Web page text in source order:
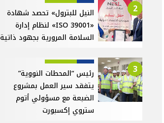
2
النيل للبترول» تحصد شهادة
«ISO 39001» لنظام إدارة
السلامة المرورية بجهود ذاتية
3
رئيس “المحطات النووية”
يتفقد سير العمل بمشروع
الضبعة مع مسؤولي أتوم
ستروي إكسبورت